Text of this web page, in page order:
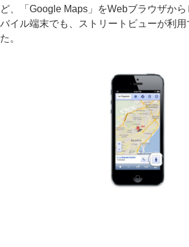
ど、「Google Maps」をWebブラウザか
バイル端末でも、ストリートビューが利
た。